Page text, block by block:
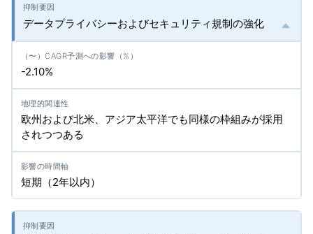
データプライバシーおよびセキュリティ規制の強化
-2.10%
欧州および北米、アジア太平洋でも同様の枠組みが採用
されつつある
短期（2年以内）